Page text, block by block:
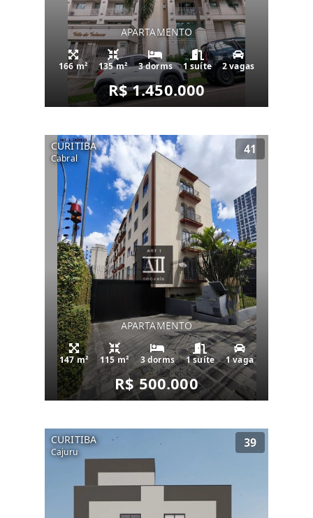
APARTAMENTO
166 m² 135 m² 3 dorms 1 suíte 2 vagas
R$ 1.450.000
CURITIBA
Cabral
41
APARTAMENTO
147 m² 115 m² 3 dorms 1 suíte 1 vaga
R$ 500.000
CURITIBA
Cajuru
39